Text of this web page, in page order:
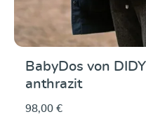
BabyDos von
anthrazit
98,00 €